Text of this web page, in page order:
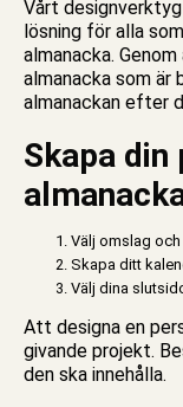
Vårt
lösning för alla
almanacka.
almanacka som är
almanackan efter
Skapa din
Välj omslag
Skapa ditt
Välj dina
Att designa en
givande projekt.
den ska innehålla.